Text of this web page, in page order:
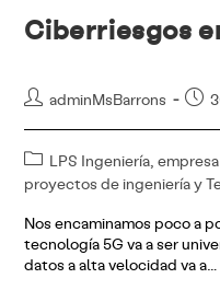
Ciberriesgos
Autor
entrada:
adminMsBarrons
Categoría
de
entrada:
LPS Ingeniería,
proyectos de ingeniería y
Nos encaminamos poco a
tecnología 5G va a ser
datos a alta velocidad va a…